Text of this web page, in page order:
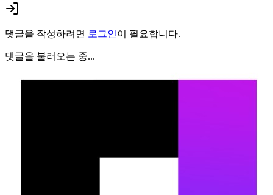
댓글을 작성하려면 로그인이 필요합니다.
댓글을 불러오는 중...